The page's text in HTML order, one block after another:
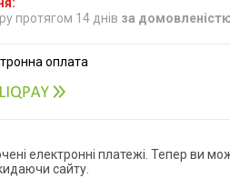
протягом 14 днів за
електронні платежі. Тепер ви
сайту.